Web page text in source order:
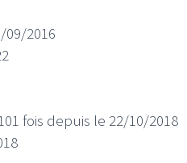
09/2016
fois depuis le 22/10/2018